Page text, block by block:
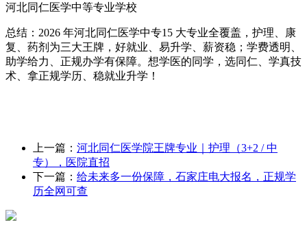
河北同仁医学中等专业学校
总结：2026 年河北同仁医学中专15 大专业全覆盖，护理、康
复、药剂为三大王牌，好就业、易升学、薪资稳；学费透明、
助学给力、正规办学有保障。想学医的同学，选同仁、学真技
术、拿正规学历、稳就业升学！
上一篇： 河北同仁医学院王牌专业｜护理（3+2 / 中
专），医院直招
下一篇： 给未来多一份保障，石家庄电大报名，正规学
历全网可查